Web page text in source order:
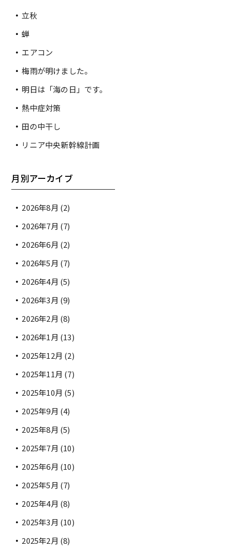
立秋
蝉
エアコン
梅雨が明けました。
明日は「海の日」です。
熱中症対策
田の中干し
リニア中央新幹線計画
月別アーカイブ
2026年8月 (2)
2026年7月 (7)
2026年6月 (2)
2026年5月 (7)
2026年4月 (5)
2026年3月 (9)
2026年2月 (8)
2026年1月 (13)
2025年12月 (2)
2025年11月 (7)
2025年10月 (5)
2025年9月 (4)
2025年8月 (5)
2025年7月 (10)
2025年6月 (10)
2025年5月 (7)
2025年4月 (8)
2025年3月 (10)
2025年2月 (8)